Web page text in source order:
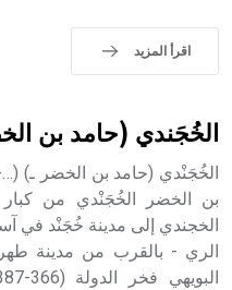
اقرأ المزيد
الخُجَندي (حامد بن
بن الخضر الخُجَنْدي من كبار
الخجندي إلى مدينة خُجَنْد
الري - بالقرب من مدينة